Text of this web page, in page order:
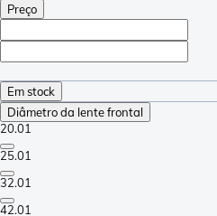
Preço
Em stock
Diâmetro da lente frontal
20.01
25.01
32.01
42.01